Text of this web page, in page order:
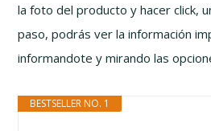
la foto del producto y hacer click,
paso, podrás ver la información
informandote y mirando las
BESTSELLER NO. 1